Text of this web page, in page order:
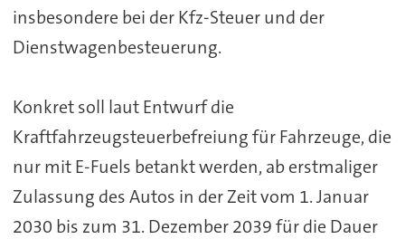
insbesondere bei der Kfz-Steuer und der
Dienstwagenbesteuerung.
Konkret soll laut Entwurf die
Kraftfahrzeugsteuerbefreiung für Fahrzeuge, die
nur mit E-Fuels betankt werden, ab erstmaliger
Zulassung des Autos in der Zeit vom 1. Januar
2030 bis zum 31. Dezember 2039 für die Dauer